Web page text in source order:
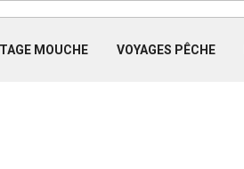
MOUCHE VOYAGES PÊCHE